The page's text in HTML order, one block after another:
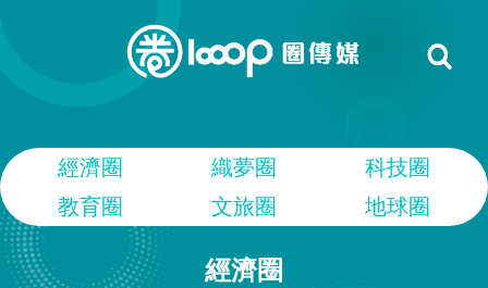
經濟圈 織夢圈
科技圈
教育圈
文旅圈 地球圈
經濟圈